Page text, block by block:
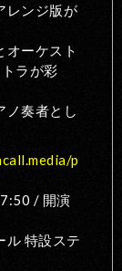
レンジ版が
オーケスト
ラが彩
ノ奏者とし
p
/ 開演
ル 特設ステ